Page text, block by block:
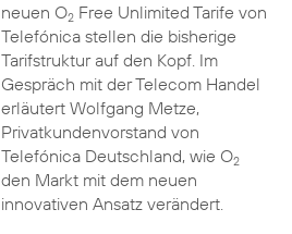
neuen O2Free Unlimited Tarife von
Telefónica stellen die bisherige
Tarifstruktur auf den Kopf. Im
Gespräch mit der Telecom Handel
erläutert Wolfgang Metze,
Privatkundenvorstand von
Telefónica Deutschland, wie O2
den Markt mit dem neuen
innovativen Ansatz verändert.